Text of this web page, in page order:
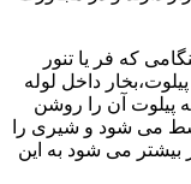
که فر یا تنور
داخل لوله
پیلوت آن را روشن
می شود و شیری را
بیشتر می شود به این